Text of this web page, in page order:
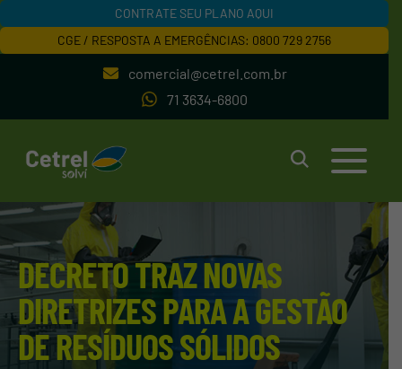
CONTRATE SEU PLANO AQUI
CGE / RESPOSTA A EMERGÊNCIAS: 0800 729 2756
comercial@cetrel.com.br
71 3634-6800
DECRETO TRAZ NOVAS
DIRETRIZES PARA A GESTÃO
DE RESÍDUOS SÓLIDOS